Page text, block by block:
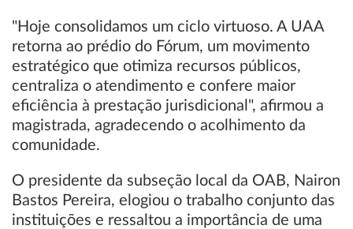
"Hoje consolidamos um ciclo virtuoso. A UAA
retorna ao prédio do Fórum, um movimento
estratégico que otimiza recursos públicos,
centraliza o atendimento e confere maior
eficiência à prestação jurisdicional", afirmou a
magistrada, agradecendo o acolhimento da
comunidade.
O presidente da subseção local da OAB, Nairon
Bastos Pereira, elogiou o trabalho conjunto das
instituições e ressaltou a importância de uma